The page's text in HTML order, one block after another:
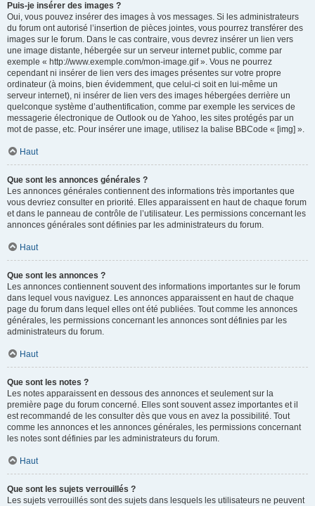
Puis-je insérer des images ?
Oui, vous pouvez insérer des images à vos messages. Si les administrateurs
du forum ont autorisé l’insertion de pièces jointes, vous pourrez transférer des
images sur le forum. Dans le cas contraire, vous devrez insérer un lien vers
une image distante, hébergée sur un serveur internet public, comme par
exemple « http://www.exemple.com/mon-image.gif ». Vous ne pourrez
cependant ni insérer de lien vers des images présentes sur votre propre
ordinateur (à moins, bien évidemment, que celui-ci soit en lui-même un
serveur internet), ni insérer de lien vers des images hébergées derrière un
quelconque système d’authentification, comme par exemple les services de
messagerie électronique de Outlook ou de Yahoo, les sites protégés par un
mot de passe, etc. Pour insérer une image, utilisez la balise BBCode « [img] ».
Haut
Que sont les annonces générales ?
Les annonces générales contiennent des informations très importantes que
vous devriez consulter en priorité. Elles apparaissent en haut de chaque forum
et dans le panneau de contrôle de l’utilisateur. Les permissions concernant les
annonces générales sont définies par les administrateurs du forum.
Haut
Que sont les annonces ?
Les annonces contiennent souvent des informations importantes sur le forum
dans lequel vous naviguez. Les annonces apparaissent en haut de chaque
page du forum dans lequel elles ont été publiées. Tout comme les annonces
générales, les permissions concernant les annonces sont définies par les
administrateurs du forum.
Haut
Que sont les notes ?
Les notes apparaissent en dessous des annonces et seulement sur la
première page du forum concerné. Elles sont souvent assez importantes et il
est recommandé de les consulter dès que vous en avez la possibilité. Tout
comme les annonces et les annonces générales, les permissions concernant
les notes sont définies par les administrateurs du forum.
Haut
Que sont les sujets verrouillés ?
Les sujets verrouillés sont des sujets dans lesquels les utilisateurs ne peuvent